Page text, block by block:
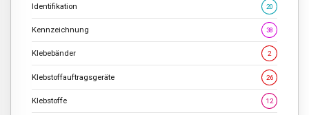
Identifikation 20
Kennzeichnung 38
Klebebänder 2
Klebstoffauftragsgeräte 26
Klebstoffe 12